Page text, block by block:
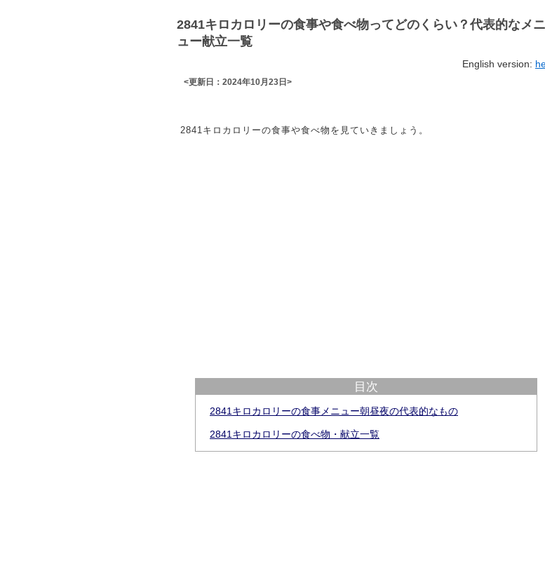
2841キロカロリーの食事や食べ物ってどのくらい？代表的なメニ
ュー献立一覧
English version:
<更新日：2024年10月23日>
2841キロカロリーの食事や食べ物を見ていきましょう。
目次
2841キロカロリーの食事メニュー朝昼夜の代表的なもの
2841キロカロリーの食べ物・献立一覧